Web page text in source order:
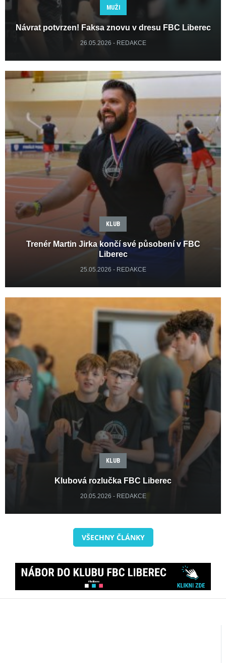
MUŽI
Návrat potvrzen! Faksa znovu v dresu FBC Liberec
26.05.2026 - REDAKCE
KLUB
Trenér Martin Jirka končí své působení v FBC
Liberec
25.05.2026 - REDAKCE
KLUB
Klubová rozlučka FBC Liberec
20.05.2026 - REDAKCE
VŠECHNY ČLÁNKY